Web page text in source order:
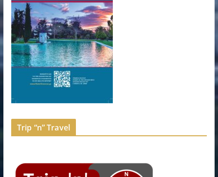
Trip “n” Travel